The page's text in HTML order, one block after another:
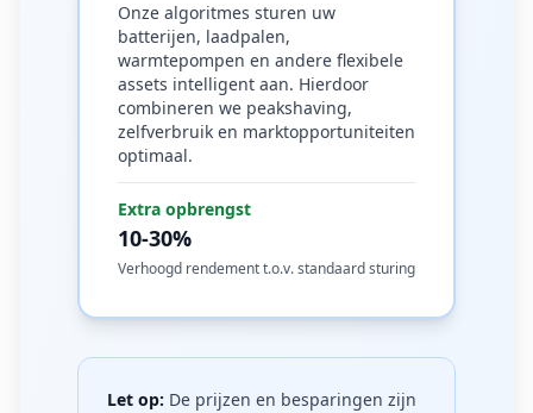
Onze algoritmes sturen uw
batterijen, laadpalen,
warmtepompen en andere flexibele
assets intelligent aan. Hierdoor
combineren we peakshaving,
zelfverbruik en marktopportuniteiten
optimaal.
Extra opbrengst
10-30%
Verhoogd rendement t.o.v. standaard sturing
Let op: De prijzen en besparingen zijn